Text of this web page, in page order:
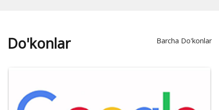
Do'konlar Barcha Do'konlar